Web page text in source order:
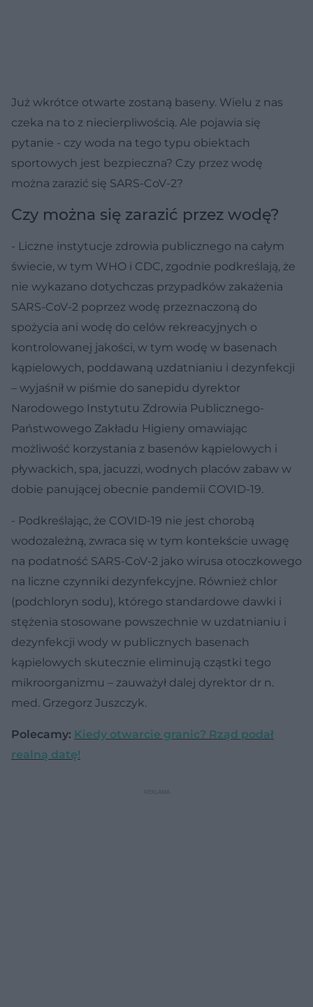
Już wkrótce otwarte zostaną baseny. Wielu z nas
czeka na to z niecierpliwością. Ale pojawia się
pytanie - czy woda na tego typu obiektach
sportowych jest bezpieczna? Czy przez wodę
można zarazić się SARS-CoV-2?
Czy można się zarazić przez wodę?
- Liczne instytucje zdrowia publicznego na całym
świecie, w tym WHO i CDC, zgodnie podkreślają, że
nie wykazano dotychczas przypadków zakażenia
SARS-CoV-2 poprzez wodę przeznaczoną do
spożycia ani wodę do celów rekreacyjnych o
kontrolowanej jakości, w tym wodę w basenach
kąpielowych, poddawaną uzdatnianiu i dezynfekcji
– wyjaśnił w piśmie do sanepidu dyrektor
Narodowego Instytutu Zdrowia Publicznego-
Państwowego Zakładu Higieny omawiając
możliwość korzystania z basenów kąpielowych i
pływackich, spa, jacuzzi, wodnych placów zabaw w
dobie panującej obecnie pandemii COVID-19.
- Podkreślając, że COVID-19 nie jest chorobą
wodozależną, zwraca się w tym kontekście uwagę
na podatność SARS-CoV-2 jako wirusa otoczkowego
na liczne czynniki dezynfekcyjne. Również chlor
(podchloryn sodu), którego standardowe dawki i
stężenia stosowane powszechnie w uzdatnianiu i
dezynfekcji wody w publicznych basenach
kąpielowych skutecznie eliminują cząstki tego
mikroorganizmu – zauważył dalej dyrektor dr n.
med. Grzegorz Juszczyk.
Polecamy: Kiedy otwarcie granic? Rząd podał
realną datę!